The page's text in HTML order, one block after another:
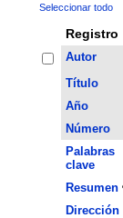
Seleccionar todo
Registro
Autor
Título
Año
Número
Palabras
clave
Resumen
Dirección